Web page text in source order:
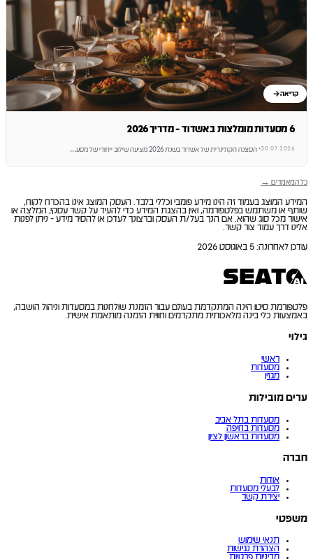
קריאה
6 מסעדות מומלצות באשדוד - מדריך 2026
30.07.2026
· הסצנה הקולינרית של אשדוד בשנת 2026 מציעה שילוב ייחודי של מסע …
כל המאמרים →
המידע המוצג בעמוד זה הינו מידע פומבי וכללי בלבד. העסק המוצג אינו בהכרח לקוח,
שותף או משתמש בפלטפורמה, ואין בהצגת המידע כדי להעיד על קשר עסקי, המלצה או
אישור מכל סוג שהוא. אם הנך בעל/ת העסק וברצונך לעדכן או להסיר מידע - ניתן לפנות
אלינו דרך עמוד צור קשר.
עודכן לאחרונה: 5 באוגוסט 2026
פלטפורמת סיטו הינה המתקדמת בעולם עבור הזמנת שולחנות במסעדות וניהול הושבה,
באמצעות כלי בינה מלאכותית מתקדמים וחווית הזמנה מותאמת אישית.
גילוי
ראשי
מסעדות
מגזין
ערים מובילות
מסעדות בתל אביב
מסעדות בחיפה
מסעדות בראשון לציון
חברה
אודות
לבעלי מסעדות
יצירת קשר
משפטי
תנאי שימוש
הצהרת נגישות
מדיניות פרטיות